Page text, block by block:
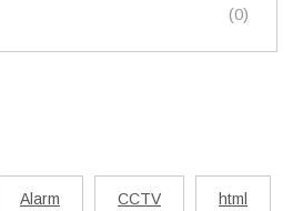
(0)
Alarm CCTV html